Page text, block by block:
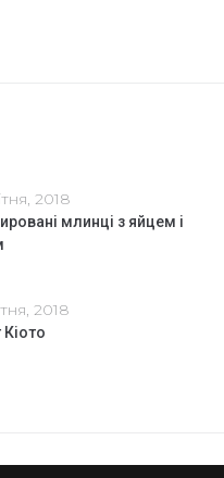
2018
млинці з яйцем і
2018